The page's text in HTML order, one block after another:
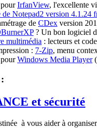
IrfanView, l'excellente
Notepad2 version 4.1.24
de CDex version
? Un bon logiciel
multimédia : lecteurs et
: 7-Zip, menu
Windows Media Player
et sécurité
à vous aider à